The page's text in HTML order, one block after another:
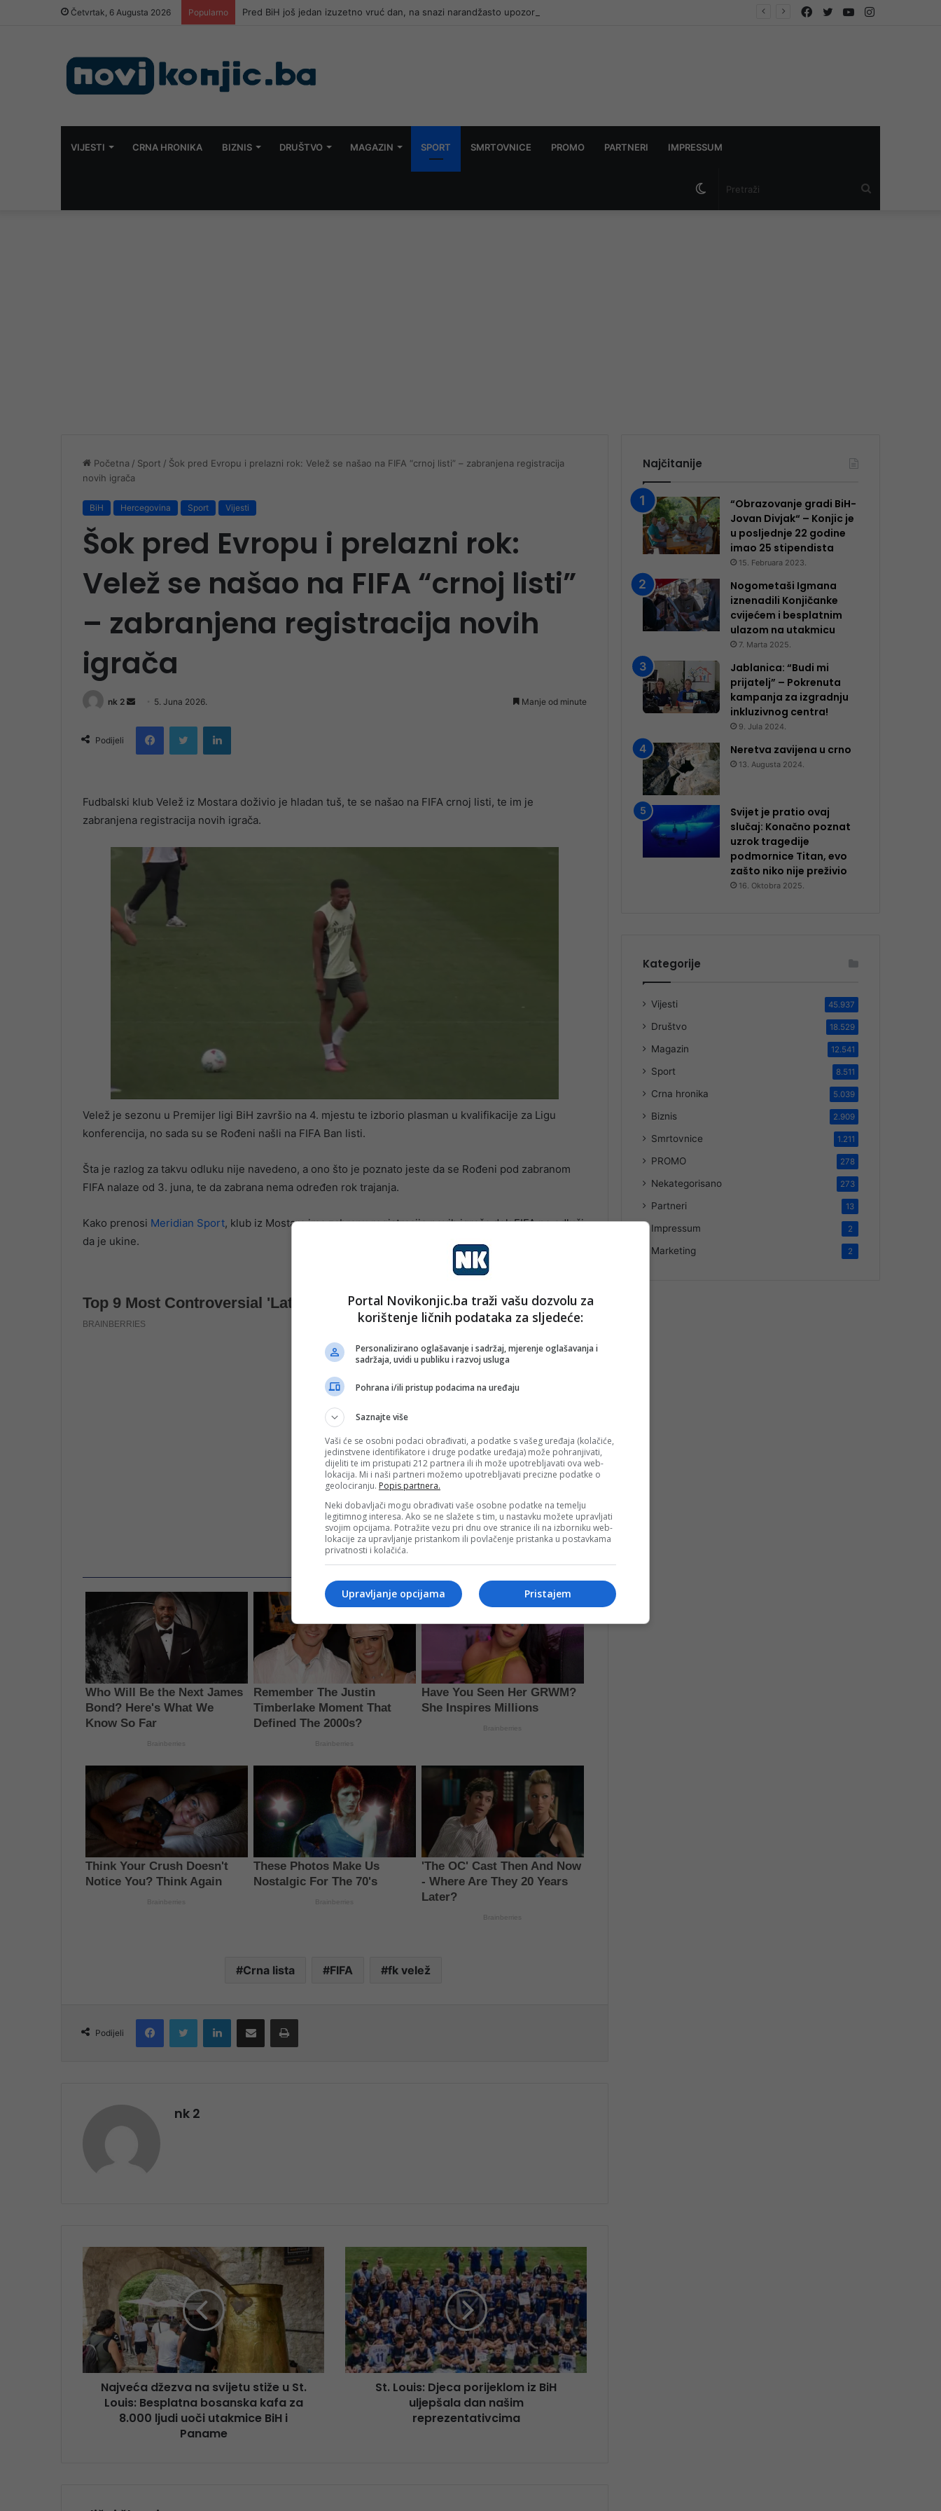
Četvrtak, 6 Augusta 2026 Popularno Pred BiH još jedan izuzetno vruć dan, na snazi narandžasto upozorenje Instagram
YouTube
Twitter
Facebook
VIJESTI CRNA HRONIKA BIZNIS DRUŠTVO MAGAZIN SPORT SMRTOVNICE PROMO PARTNERI IMPRESSUM
Switch
Početna / Sport / Šok pred Evropu i prelazni rok: Velež se našao na FIFA “crnoj listi” – zabranjena registracija
novih igrača
BiH Hercegovina Sport Vijesti
Šok pred Evropu i prelazni rok:
Velež se našao na FIFA “crnoj listi”
– zabranjena registracija novih
igrača
nk 2
Send
email
5. Juna 2026. Manje od minute
Podijeli
FacebookTwitter LinkedIn
Fudbalski klub Velež iz Mostara doživio je hladan tuš, te se našao na FIFA crnoj listi, te im je
zabranjena registracija novih igrača.
Velež je sezonu u Premijer ligi BiH završio na 4. mjestu te izborio plasman u kvalifikacije za Ligu
konferencija, no sada su se Rođeni našli na FIFA Ban listi.
Šta je razlog za takvu odluku nije navedeno, a ono što je poznato jeste da se Rođeni pod zabranom
FIFA nalaze od 3. juna, te da zabrana nema određen rok trajanja.
Kako prenosi Meridian Sport, klub iz Mostara ima zabranu registracije novih igrača dok FIFA ne odluči
da je ukine.
Crna lista FIFA fk velež
Podijeli
FacebookTwitter LinkedInShare via Email Print
nk 2
Najveća džezva na svijetu stiže u St.
Louis: Besplatna bosanska kafa za
8.000 ljudi uoči utakmice BiH i
Paname
St. Louis: Djeca porijeklom iz BiH
uljepšala dan našim
reprezentativcima
Najčitanije
“Obrazovanje gradi BiH-
Jovan Divjak“ – Konjic je
u posljednje 22 godine
imao 25 ​​stipendista
15. Februara 2023.
Nogometaši Igmana
iznenadili Konjičanke
cvijećem i besplatnim
ulazom na utakmicu
7. Marta 2025.
Jablanica: “Budi mi
prijatelj” – Pokrenuta
kampanja za izgradnju
inkluzivnog centra!
9. Jula 2024.
Neretva zavijena u crno
13. Augusta 2024.
Svijet je pratio ovaj
slučaj: Konačno poznat
uzrok tragedije
podmornice Titan, evo
zašto niko nije preživio
16. Oktobra 2025.
Kategorije
Vijesti 45.937
Društvo 18.529
Magazin 12.541
Sport 8.511
Crna hronika 5.039
Biznis 2.909
Smrtovnice 1.211
PROMO 278
Nekategorisano 273
Partneri 13
Impressum 2
Marketing 2
Portal Novikonjic.ba traži vašu dozvolu za
korištenje ličnih podataka za sljedeće:
Personalizirano oglašavanje i sadržaj, mjerenje oglašavanja i
sadržaja, uvidi u publiku i razvoj usluga
Pohrana i/ili pristup podacima na uređaju
Saznajte više
Vaši će se osobni podaci obrađivati, a podatke s vašeg uređaja (kolačiće,
jedinstvene identifikatore i druge podatke uređaja) može pohranjivati,
dijeliti te im pristupati 212 partnera ili ih može upotrebljavati ova web-
lokacija. Mi i naši partneri možemo upotrebljavati precizne podatke o
geolociranju. Popis partnera.
Neki dobavljači mogu obrađivati vaše osobne podatke na temelju
legitimnog interesa. Ako se ne slažete s tim, u nastavku možete upravljati
svojim opcijama. Potražite vezu pri dnu ove stranice ili na izborniku web-
lokacije za upravljanje pristankom ili povlačenje pristanka u postavkama
privatnosti i kolačića.
Pristajem
Upravljanje opcijama